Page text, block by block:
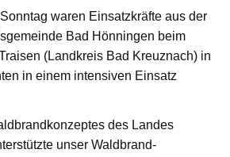
waren Einsatzkräfte aus der
Bad Hönningen beim
(Landkreis Bad Kreuznach) in
in einem intensiven Einsatz
des Landes
unser Waldbrand-